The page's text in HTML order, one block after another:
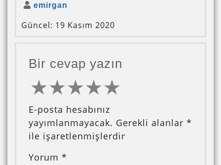
emirgan
Güncel: 19 Kasım 2020
Bir cevap yazın
E-posta hesabınız
yayımlanmayacak. Gerekli alanlar *
ile işaretlenmişlerdir
Yorum *